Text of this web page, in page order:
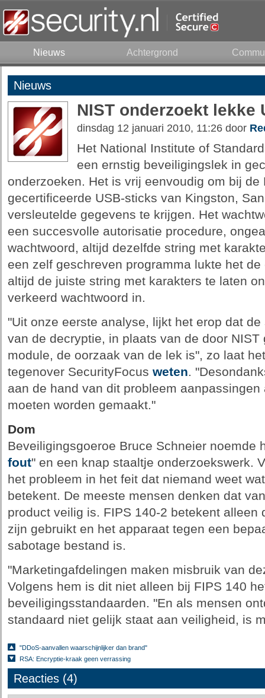
Nieuws Achtergrond
Nieuws
NIST onderzoekt lekke
dinsdag 12 januari 2010, 11:26 door
Het National Institute of
een ernstig beveiligingslek in
onderzoeken. Het is vrij eenvoudig om bij de
gecertificeerde USB-sticks van Kingston,
versleutelde gegevens te krijgen. Het
een succesvolle autorisatie procedure,
wachtwoord, altijd dezelfde string met
een zelf geschreven programma lukte het
altijd de juiste string met karakters te laten
verkeerd wachtwoord in.
"Uit onze eerste analyse, lijkt het erop dat
van de decryptie, in plaats van de door
module, de oorzaak van de lek is", zo laat
tegenover SecurityFocus weten.
aan de hand van dit probleem
moeten worden gemaakt."
Dom
Beveiligingsgoeroe Bruce Schneier noemde
fout" en een knap staaltje onderzoekswerk.
het probleem in het feit dat niemand weet
betekent. De meeste mensen denken dat
product veilig is. FIPS 140-2 betekent alleen
zijn gebruikt en het apparaat tegen een
sabotage bestand is.
"Marketingafdelingen maken misbruik van
Volgens hem is dit niet alleen bij FIPS 140
beveiligingsstandaarden. "En als mensen
standaard niet gelijk staat aan veiligheid, is
"DDoS-aanvallen waarschijnlijker dan brand"
RSA: Encryptie-kraak geen verrassing
Reacties (4)